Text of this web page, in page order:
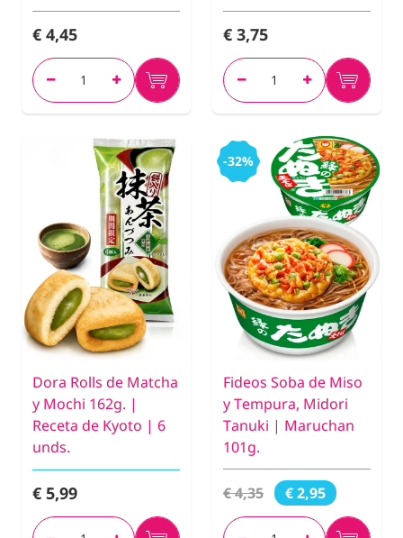
€ 4,45 € 3,75
Dora Rolls de Matcha
y Mochi 162g. |
Receta de Kyoto | 6
unds.
€ 5,99
-32%
Fideos Soba de Miso
y Tempura, Midori
Tanuki | Maruchan
101g.
€ 4,35 € 2,95